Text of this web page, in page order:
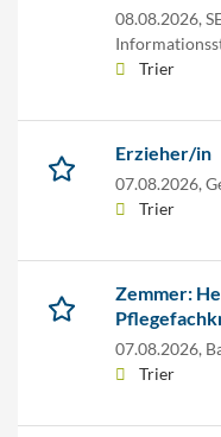
08.08.2026,
Trier
Erzieher/in
07.08.2026,
Trier
Zemmer:
07.08.2026,
Trier